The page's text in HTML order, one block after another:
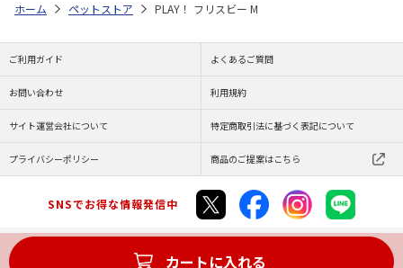
カートに入れる
ホーム ペットストア PLAY！ フリスビー M
ご利用ガイド よくあるご質問
お問い合わせ 利用規約
サイト運営会社について 特定商取引法に基づく表記について
プライバシーポリシー 商品のご提案はこちら
SNSでお得な情報発信中